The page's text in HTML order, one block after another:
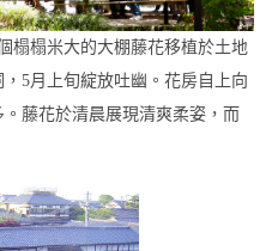
榻米大的大棚藤花移植於土地
5月上旬綻放吐幽。花房自上向
。藤花於清晨展現清爽柔姿，而